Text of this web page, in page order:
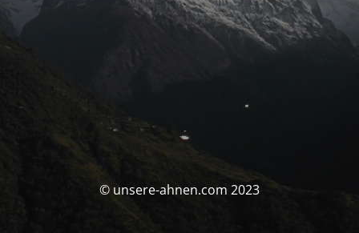
© unsere-ahnen.com 2023